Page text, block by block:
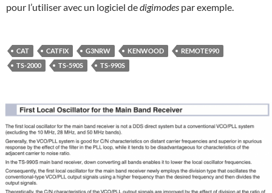
pour l’utiliser avec un logiciel dedigimodes par exemple.
CAT CATFIX G3NRW KENWOOD
REMOTE990
TS-2000
TS-590S TS-990S